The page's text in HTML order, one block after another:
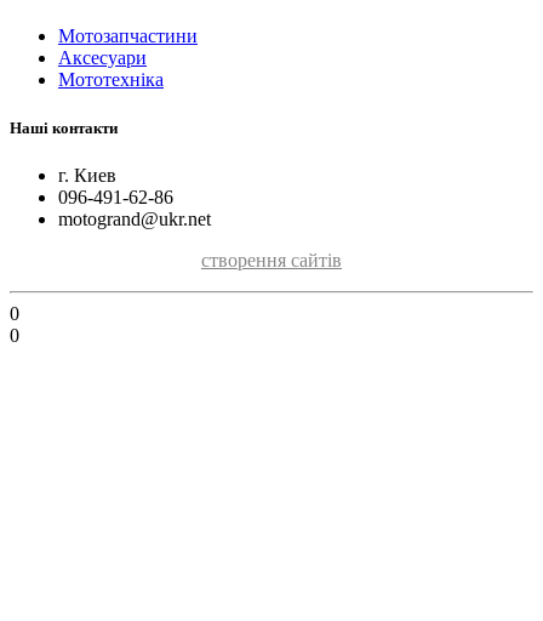
Мотозапчастини
Аксесуари
Мототехніка
Наші контакти
г. Киев
096-491-62-86
motogrand@ukr.net
створення сайтів
0
0